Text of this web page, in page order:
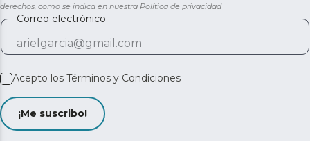
derechos, como se indica en nuestra Política de privacidad
Correo electrónico
Acepto los Términos y Condiciones
¡Me suscribo!